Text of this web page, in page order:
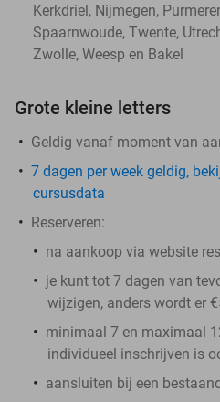
Kerkdriel, Nijmegen,
Spaarnwoude, Twente,
Zwolle, Weesp en Bakel
Grote kleine letters
Geldig vanaf moment van
7 dagen per week geldig,
cursusdata
Reserveren:
na aankoop via website
je kunt tot 7 dagen van
wijzigen, anders wordt er
minimaal 7 en maximaal
individueel inschrijven is
aansluiten bij een